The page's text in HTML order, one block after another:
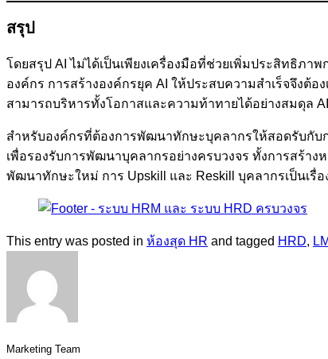
สรุป
โดยสรุป AI ไม่ได้เป็นเพียงเครื่องมือที่ช่วยเพิ่มประสิทธิภ
องค์กร การสร้างองค์กรยุค AI ให้ประสบความสำเร็จจึงต้
สามารถบริหารทั้งโอกาสและความท้าทายได้อย่างสมดุล
สำหรับองค์กรที่ต้องการพัฒนาทักษะบุคลากรให้สอดรับกับ
เพื่อรองรับการพัฒนาบุคลากรอย่างครบวงจร ทั้งการสร้าง
พัฒนาทักษะใหม่ การ Upskill และ Reskill บุคลากรเป็นเ
This entry was posted in ห้องสุด HR and tagged HRD,
Marketing Team